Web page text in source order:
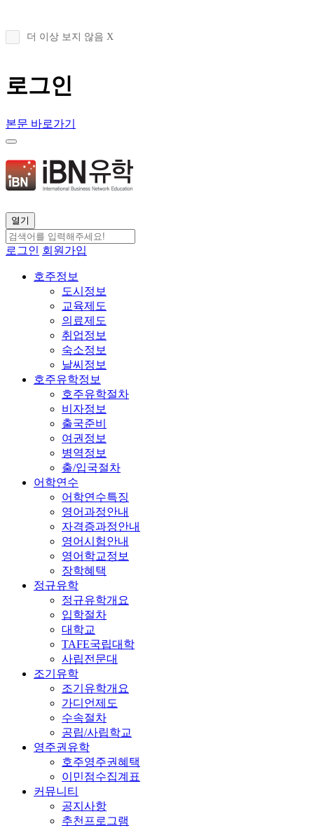
더 이상 보지 않음 X
로그인
본문 바로가기
열기
로그인 회원가입
호주정보
도시정보
교육제도
의료제도
취업정보
숙소정보
날씨정보
호주유학정보
호주유학절차
비자정보
출국준비
여권정보
병역정보
출/입국절차
어학연수
어학연수특징
영어과정안내
자격증과정안내
영어시험안내
영어학교정보
장학혜택
정규유학
정규유학개요
입학절차
대학교
TAFE국립대학
사립전문대
조기유학
조기유학개요
가디언제도
수속절차
공립/사립학교
영주권유학
호주영주권혜택
이민점수집계표
커뮤니티
공지사항
추천프로그램